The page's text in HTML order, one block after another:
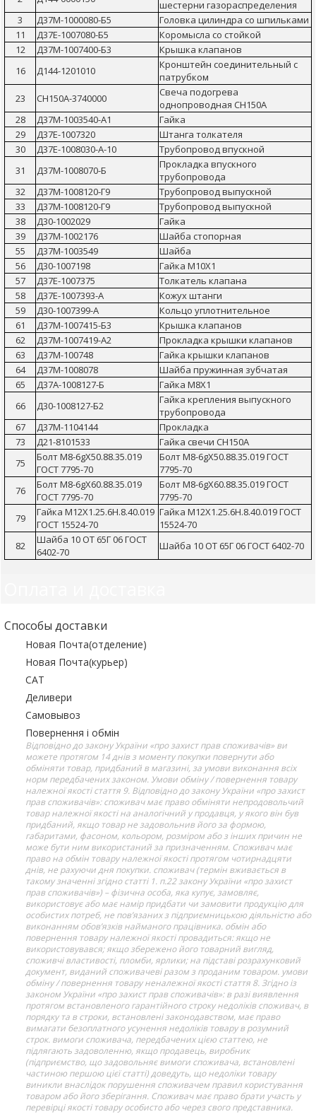
шестерни газораспределения
3
Д37М-1000080-Б5
Головка цилиндра со шпильками
11
Д37Е-1007080-Б5
Коромысла со стойкой
12
Д37М-1007400-Б3
Крышка клапанов
16
Д144-1201010
Кронштейн соединительный с
патрубком
23
СН150А-3740000
Свеча подогрева
однопроводная СН150А
28
Д37М-1003540-А1
Гайка
29
Д37Е-1007320
Штанга толкателя
30
Д37Е-1008030-А-10
Трубопровод впускной
31
Д37М-1008070-Б
Прокладка впускного
трубопровода
32
Д37М-1008120-Г9
Трубопровод выпускной
33
Д37М-1008120-Г9
Трубопровод выпускной
38
Д30-1002029
Гайка
39
Д37М-1002176
Шайба стопорная
55
Д37М-1003549
Шайба
56
Д30-1007198
Гайка М10Х1
57
Д37Е-1007375
Толкатель клапана
58
Д37Е-1007393-А
Кожух штанги
59
Д30-1007399-А
Кольцо уплотнительное
61
Д37М-1007415-Б3
Крышка клапанов
62
Д37М-1007419-А2
Прокладка крышки клапанов
63
Д37М-100748
Гайка крышки клапанов
64
Д37М-1008078
Шайба пружинная зубчатая
65
Д37А-1008127-Б
Гайка М8Х1
66
Д30-1008127-Б2
Гайка крепления выпускного
трубопровода
67
Д37М-1104144
Прокладка
73
Д21-8101533
Гайка свечи СН150А
75
Болт М8-6gХ50.88.35.019
ГОСТ 7795-70
Болт М8-6gХ50.88.35.019 ГОСТ
7795-70
76
Болт М8-6gХ60.88.35.019
ГОСТ 7795-70
Болт М8-6gХ60.88.35.019 ГОСТ
7795-70
79
Гайка М12Х1.25.6Н.8.40.019
ГОСТ 15524-70
Гайка М12Х1.25.6Н.8.40.019 ГОСТ
15524-70
82
Шайба 10 ОТ 65Г 06 ГОСТ
6402-70
Шайба 10 ОТ 65Г 06 ГОСТ 6402-70
Способы доставки
Новая Почта(отделение)
Новая Почта(курьер)
САТ
Деливери
Самовывоз
Повернення і обмін
Відповідно до закону України «про захист прав споживачів» ви
можете протягом 14 днів з моменту покупки повернути або
обміняти товар, придбаний в магазині, за умови виконання всіх
норм передбачених законом. Умови обміну / повернення товару
належної якості стаття 9. Відповідно до закону України «про захист
прав споживачів»: споживач має право обміняти непродовольчий
товар належної якості на аналогічний у продавця, у якого він був
придбаний, якщо товар не задовольнив його за формою,
габаритами, фасоном, кольором, розміром або з інших причин не
може бути ним використаний за призначенням. Споживач має
право на обмін товару належної якості протягом чотирнадцяти
днів, не рахуючи дня покупки. споживач (термін вживається в
такому значенні згідно статті 1. п.22 закону України «про захист
прав споживачів») – фізична особа, яка купує, замовляє,
використовує або має намір придбати чи замовити продукцію для
особистих потреб, не пов’язаних з підприємницькою діяльністю або
виконанням обов’язків найманого працівника. обмін або
повернення товару належної якості провадиться: якщо не
використовувався; якщо збережено його товарний вигляд,
споживчі властивості, пломби, ярлики; на підставі розрахунковий
документ, виданий споживачеві разом з проданим товаром. умови
обміну / повернення товару неналежної якості стаття 8. Згідно із
законом України «про захист прав споживачів»: в разі виявлення
протягом встановленого гарантійного строку недоліків споживач, в
порядку та в строки, встановлені законодавством, має право
вимагати безоплатного усунення недоліків товару в розумний
строк. вимоги споживача, передбачених цією статтею, не
підлягають задоволенню, якщо продавець, виробник
(підприємство, що задовольняє вимоги споживача, встановлені
частиною першою цієї статті) доведуть, що недоліки товару
виникли внаслідок порушення споживачем правил користування
товаром або його зберігання. Споживач має право брати участь у
перевірці якості товару особисто або через свого представника.